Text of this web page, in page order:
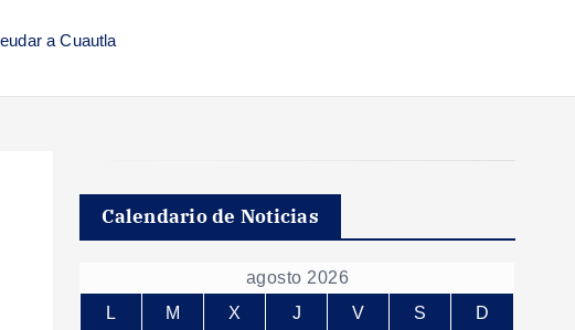
a Cuautla
Calendario de Noticias
agosto 2026
L
M X J V S D